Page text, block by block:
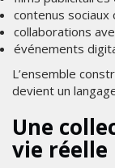
contenus
collaborations
événements
L’ensemble
devient un
Une
vie réelle